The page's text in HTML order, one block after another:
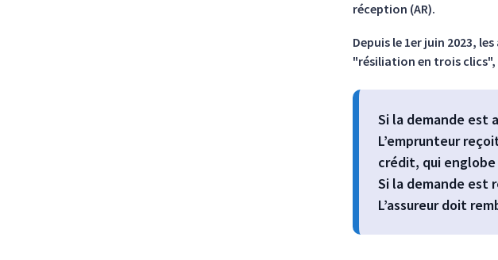
réception (AR).
Depuis le 1er juin 2023,
"résiliation en trois clics",
Si la demande est
L’emprunteur
crédit, qui
Si la demande est
L’assureur doit